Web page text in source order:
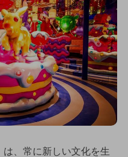
は、常に新しい文化を生